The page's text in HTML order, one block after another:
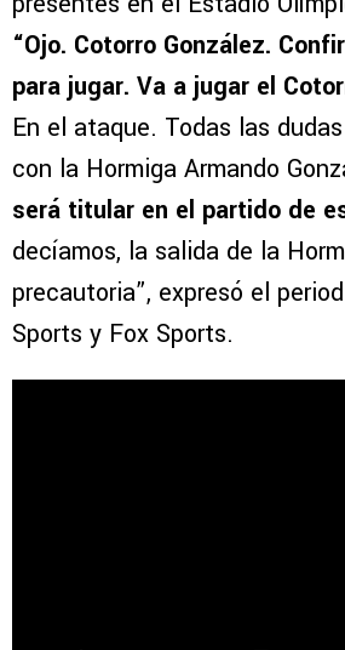
“Ojo. Cotorro González.
para jugar. Va a jugar el
En el ataque. Todas las
con la Hormiga Armando
será titular en el partido de
decíamos, la salida de la
precautoria”, expresó el
Sports y Fox Sports.